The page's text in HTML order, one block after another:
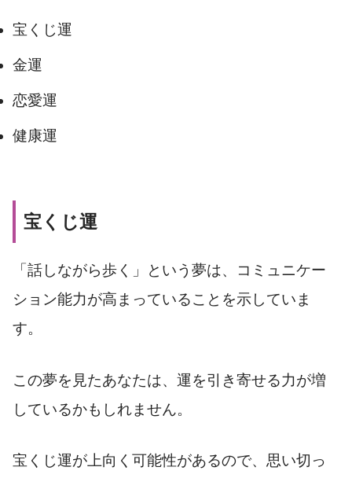
宝くじ運
金運
恋愛運
健康運
宝くじ運
「話しながら歩く」という夢は、コミュニケー
ション能力が高まっていることを示していま
す。
この夢を見たあなたは、運を引き寄せる力が増
しているかもしれません。
宝くじ運が上向く可能性があるので、思い切っ